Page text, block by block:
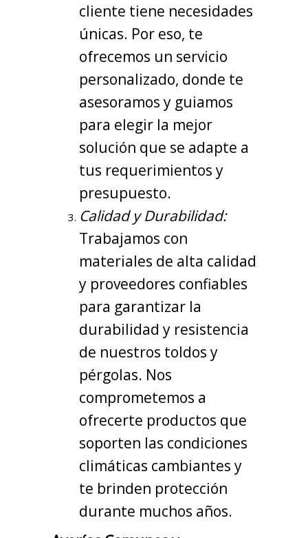
cliente tiene necesidades
únicas. Por eso, te
ofrecemos un servicio
personalizado, donde te
asesoramos y guiamos
para elegir la mejor
solución que se adapte a
tus requerimientos y
presupuesto.
Calidad y Durabilidad:
Trabajamos con
materiales de alta calidad
y proveedores confiables
para garantizar la
durabilidad y resistencia
de nuestros toldos y
pérgolas. Nos
comprometemos a
ofrecerte productos que
soporten las condiciones
climáticas cambiantes y
te brinden protección
durante muchos años.